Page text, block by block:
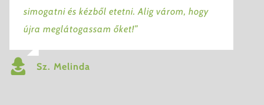
simogatni és kézből etetni. Alig várom, hogy
újra meglátogassam őket!”
Sz. Melinda